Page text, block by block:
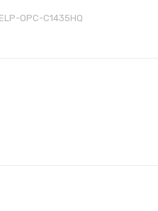
OPC-C1435HQ